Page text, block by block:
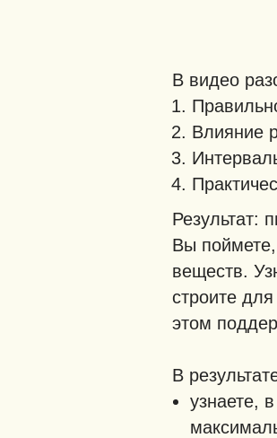
В видео
Влияние
Результат:
Вы
веществ.
строите
этом
В
узнаете,